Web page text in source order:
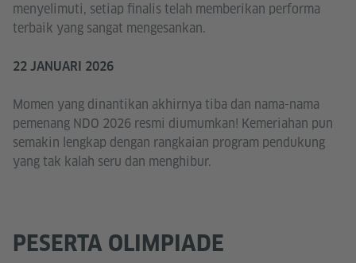
menyelimuti, setiap finalis telah memberikan performa
terbaik yang sangat mengesankan.
22 JANUARI 2026
Momen yang dinantikan akhirnya tiba dan nama-nama
pemenang NDO 2026 resmi diumumkan! Kemeriahan pun
semakin lengkap dengan rangkaian program pendukung
yang tak kalah seru dan menghibur.
PESERTA OLIMPIADE